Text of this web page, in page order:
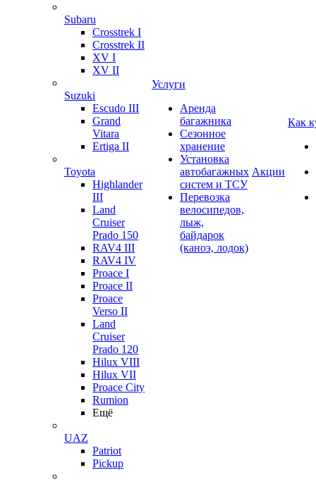
Subaru
Crosstrek I
Crosstrek II
XV I
XV II
Suzuki
Escudo III
Grand
Vitara
Ertiga II
Toyota
Highlander
III
Land
Cruiser
Prado 150
RAV4 III
RAV4 IV
Proace I
Proace II
Proace
Verso II
Land
Cruiser
Prado 120
Hilux VIII
Hilux VII
Proace City
Rumion
Ещё
UAZ
Patriot
Pickup
Услуги
Аренда
багажника
Сезонное
хранение
Установка
автобагажных
систем и ТСУ
Перевозка
велосипедов,
лыж,
байдарок
(каноэ, лодок)
Акции
Как